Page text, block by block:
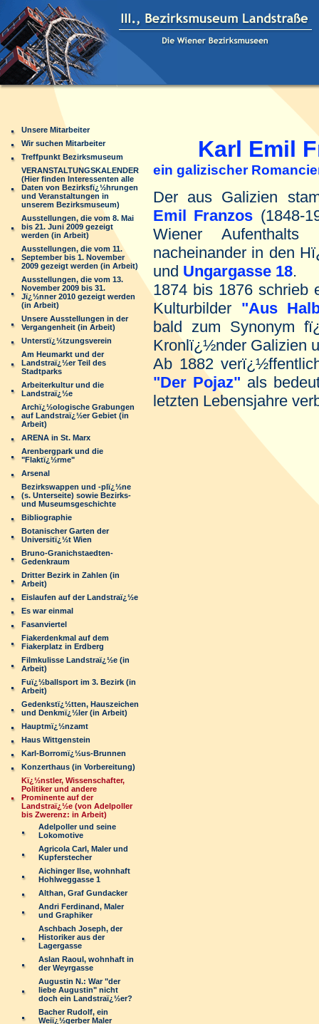
Unsere Mitarbeiter
Wir suchen Mitarbeiter
Treffpunkt Bezirksmuseum
VERANSTALTUNGSKALENDER
(Hier finden Interessenten alle
Daten von Bezirksfï¿½hrungen
und Veranstaltungen in
unserem Bezirksmuseum)
Ausstellungen, die vom 8. Mai
bis 21. Juni 2009 gezeigt
werden (in Arbeit)
Ausstellungen, die vom 11.
September bis 1. November
2009 gezeigt werden (in Arbeit)
Ausstellungen, die vom 13.
November 2009 bis 31.
Jï¿½nner 2010 gezeigt werden
(in Arbeit)
Unsere Ausstellungen in der
Vergangenheit (in Arbeit)
Unterstï¿½tzungsverein
Am Heumarkt und der
Landstraï¿½er Teil des
Stadtparks
Arbeiterkultur und die
Landstraï¿½e
Archï¿½ologische Grabungen
auf Landstraï¿½er Gebiet (in
Arbeit)
ARENA in St. Marx
Arenbergpark und die
"Flaktï¿½rme"
Arsenal
Bezirkswappen und -plï¿½ne
(s. Unterseite) sowie Bezirks-
und Museumsgeschichte
Bibliographie
Botanischer Garten der
Universitï¿½t Wien
Bruno-Granichstaedten-
Gedenkraum
Dritter Bezirk in Zahlen (in
Arbeit)
Eislaufen auf der Landstraï¿½e
Es war einmal
Fasanviertel
Fiakerdenkmal auf dem
Fiakerplatz in Erdberg
Filmkulisse Landstraï¿½e (in
Arbeit)
Fuï¿½ballsport im 3. Bezirk (in
Arbeit)
Gedenkstï¿½tten, Hauszeichen
und Denkmï¿½ler (in Arbeit)
Hauptmï¿½nzamt
Haus Wittgenstein
Karl-Borromï¿½us-Brunnen
Konzerthaus (in Vorbereitung)
Kï¿½nstler, Wissenschafter,
Politiker und andere
Prominente auf der
Landstraï¿½e (von Adelpoller
bis Zwerenz: in Arbeit)
Adelpoller und seine
Lokomotive
Agricola Carl, Maler und
Kupferstecher
Aichinger Ilse, wohnhaft
Hohlweggasse 1
Althan, Graf Gundacker
Andri Ferdinand, Maler
und Graphiker
Aschbach Joseph, der
Historiker aus der
Lagergasse
Aslan Raoul, wohnhaft in
der Weyrgasse
Augustin N.: War "der
liebe Augustin" nicht
doch ein Landstraï¿½er?
Bacher Rudolf, ein
Weiï¿½gerber Maler
Karl Emil
ein galizischer
Der aus Galizien
Emil Franzos (1848-
Wiener
nacheinander in den
und Ungargasse 18.
1874 bis 1876
Kulturbilder "Aus
bald zum Synonym
Kronlï¿½nder Galizien
Ab 1882
"Der Pojaz" als
letzten Lebensjahre